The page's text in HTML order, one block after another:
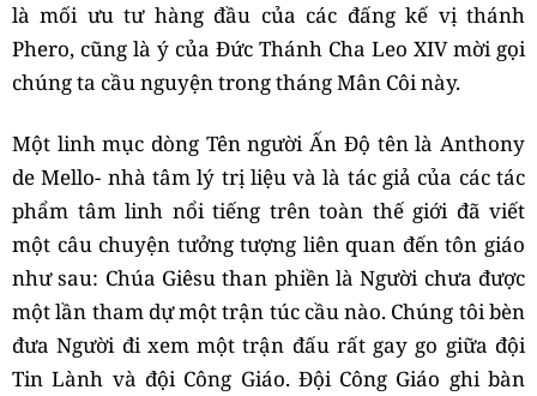
là mối ưu tư hàng đầu của các đấng kế vị thánh
Phero, cũng là ý của Đức Thánh Cha Leo XIV mời gọi
chúng ta cầu nguyện trong tháng Mân Côi này.
Một linh mục dòng Tên người Ấn Độ tên là Anthony
de Mello- nhà tâm lý trị liệu và là tác giả của các tác
phẩm tâm linh nổi tiếng trên toàn thế giới đã viết
một câu chuyện tưởng tượng liên quan đến tôn giáo
như sau: Chúa Giêsu than phiền là Người chưa được
một lần tham dự một trận túc cầu nào. Chúng tôi bèn
đưa Người đi xem một trận đấu rất gay go giữa đội
Tin Lành và đội Công Giáo. Đội Công Giáo ghi bàn